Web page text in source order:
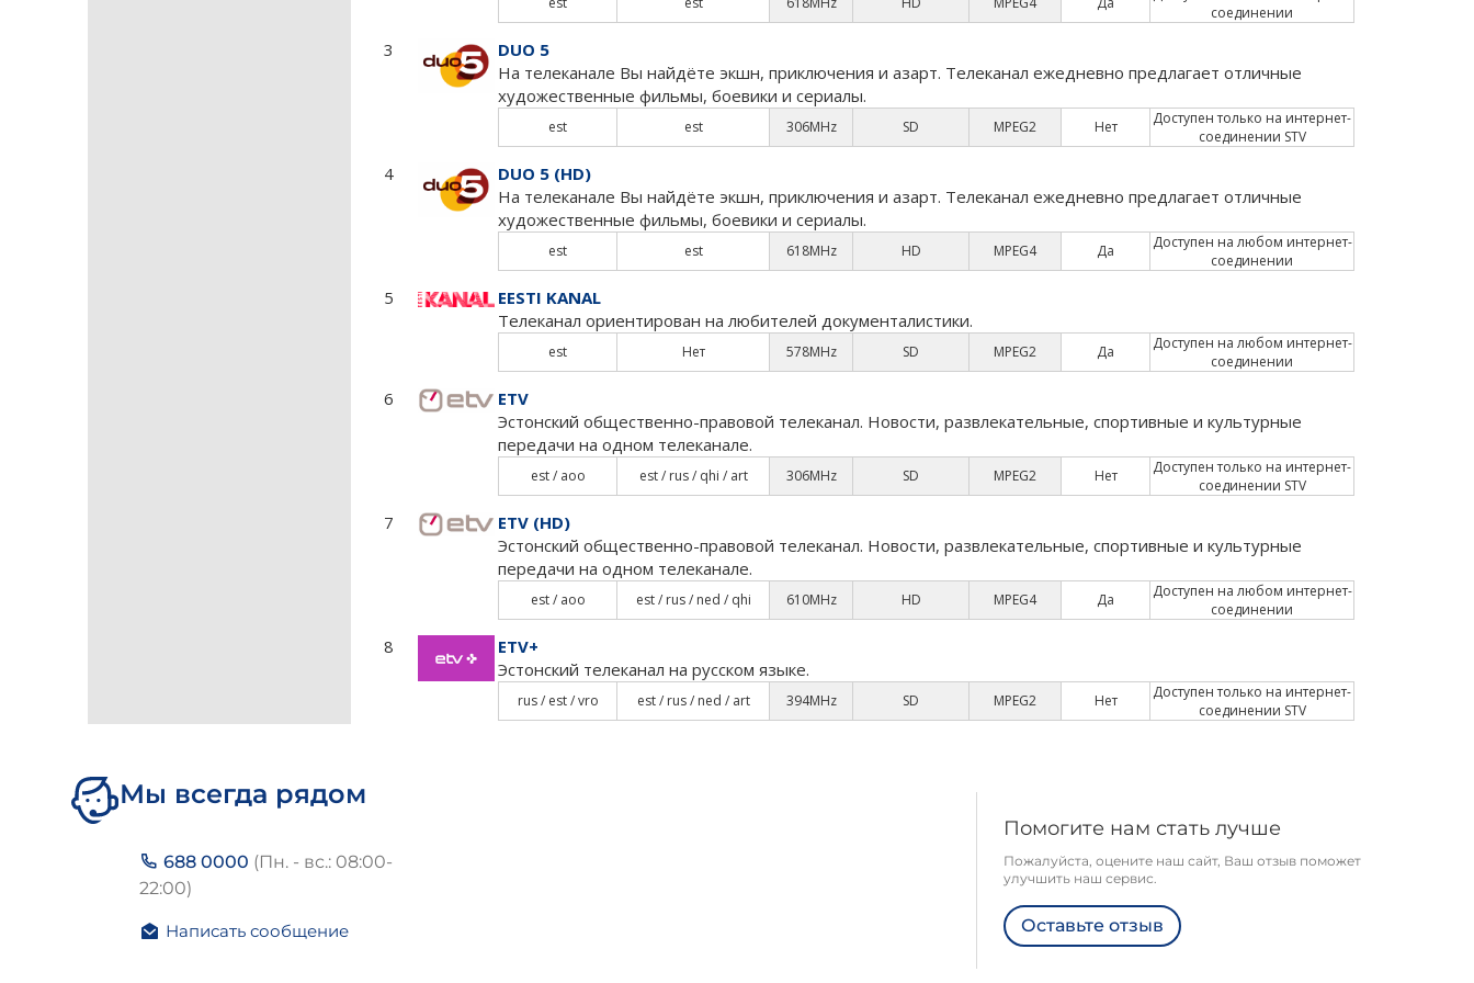
Мы всегда рядом
688 0000 (Пн. - вс.: 08:00-
22:00)
Написать сообщение
Помогите нам стать лучше
Пожалуйста, оцените наш сайт, Ваш отзыв поможет
улучшить наш сервис.
Оставьте отзыв